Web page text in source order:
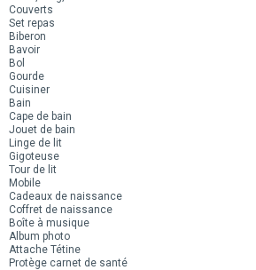
Couverts
Set repas
Biberon
Bavoir
Bol
Gourde
Cuisiner
Bain
Cape de bain
Jouet de bain
Linge de lit
Gigoteuse
Tour de lit
Mobile
Cadeaux de naissance
Coffret de naissance
Boîte à musique
Album photo
Attache Tétine
Protège carnet de santé